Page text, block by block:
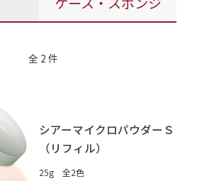
全 2 件
シアーマイクロパウダーＳ
（リフィル）
25g 全2色